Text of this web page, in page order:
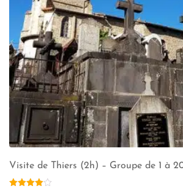
Visite de Thiers (2h) – Groupe de 1 à